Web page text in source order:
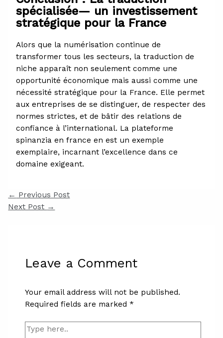
spécialisée— un investissement
stratégique pour la France
Alors que la numérisation continue de
transformer tous les secteurs, la traduction de
niche apparaît non seulement comme une
opportunité économique mais aussi comme une
nécessité stratégique pour la France. Elle permet
aux entreprises de se distinguer, de respecter des
normes strictes, et de bâtir des relations de
confiance à l’international. La plateforme
spinanzia en france en est un exemple
exemplaire, incarnant l’excellence dans ce
domaine exigeant.
← Previous Post
Next Post →
Leave a Comment
Your email address will not be published.
Required fields are marked *